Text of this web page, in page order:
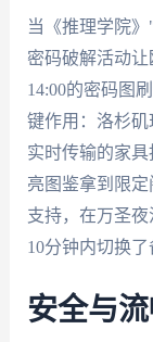
当《推理学院
密码破解活动
14:00的密码图
键作用：洛杉矶
实时传输的家
亮图鉴拿到限
支持，在万圣
10分钟内切换了
安全与